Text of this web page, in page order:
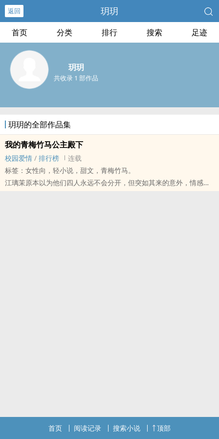
返回 玥玥
首页 分类 排行 搜索 足迹
玥玥
共收录 1 部作品
玥玥的全部作品集
我的青梅竹马公主殿下
校园爱情 / 排行榜
连载
标签：女性向，轻小说，甜文，青梅竹马。
江璃茉原本以为他们四人永远不会分开，但突如其来的意外，情感的
首页 阅读记录 搜索小说 顶部